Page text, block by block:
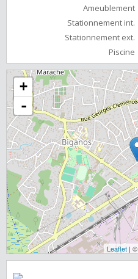
Ameublement
Stationnement int.
Stationnement ext.
Piscine
+
-
Leaflet | ©